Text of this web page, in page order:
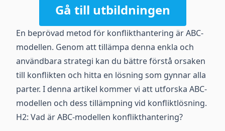
Gå till utbildningen
En beprövad metod för konflikthantering är ABC-
modellen. Genom att tillämpa denna enkla och
användbara strategi kan du bättre förstå orsaken
till konflikten och hitta en lösning som gynnar alla
parter. I denna artikel kommer vi att utforska ABC-
modellen och dess tillämpning vid konfliktlösning.
H2: Vad är ABC-modellen konflikthantering?